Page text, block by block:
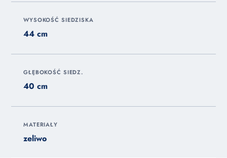
WYSOKOŚĆ SIEDZISKA
44 cm
GŁĘBOKOŚĆ SIEDZ.
40 cm
MATERIAŁY
zeliwo